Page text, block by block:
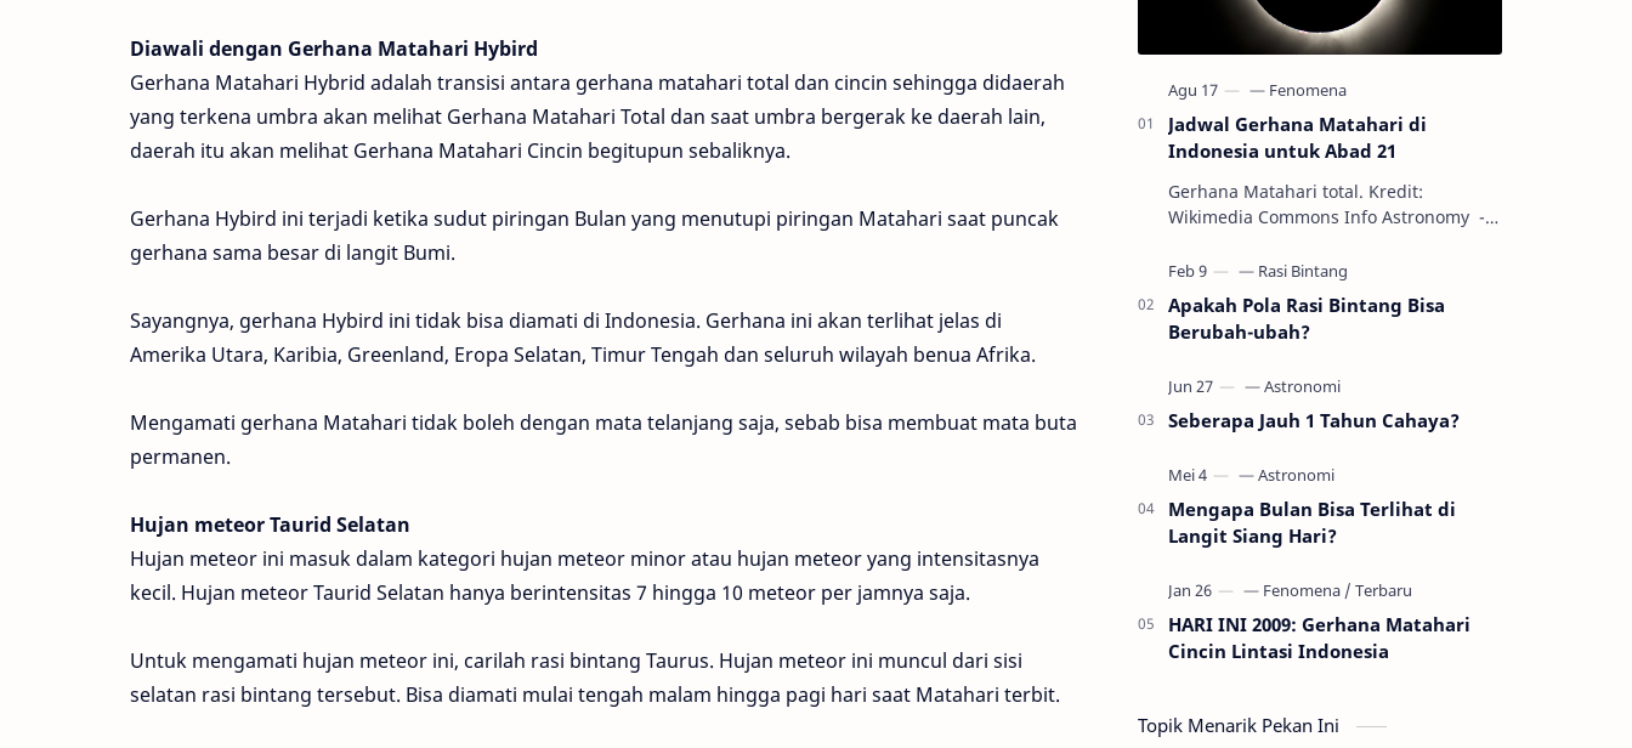
Diawali dengan Gerhana Matahari Hybird
Gerhana Matahari Hybrid adalah transisi antara gerhana matahari total dan cincin sehingga didaerah
yang terkena umbra akan melihat Gerhana Matahari Total dan saat umbra bergerak ke daerah lain,
daerah itu akan melihat Gerhana Matahari Cincin begitupun sebaliknya.
Gerhana Hybird ini terjadi ketika sudut piringan Bulan yang menutupi piringan Matahari saat puncak
gerhana sama besar di langit Bumi.
Sayangnya, gerhana Hybird ini tidak bisa diamati di Indonesia. Gerhana ini akan terlihat jelas di
Amerika Utara, Karibia, Greenland, Eropa Selatan, Timur Tengah dan seluruh wilayah benua Afrika.
Mengamati gerhana Matahari tidak boleh dengan mata telanjang saja, sebab bisa membuat mata buta
permanen.
Hujan meteor Taurid Selatan
Hujan meteor ini masuk dalam kategori hujan meteor minor atau hujan meteor yang intensitasnya
kecil. Hujan meteor Taurid Selatan hanya berintensitas 7 hingga 10 meteor per jamnya saja.
Untuk mengamati hujan meteor ini, carilah rasi bintang Taurus. Hujan meteor ini muncul dari sisi
selatan rasi bintang tersebut. Bisa diamati mulai tengah malam hingga pagi hari saat Matahari terbit.
Jadwal Gerhana Matahari di
Indonesia untuk Abad 21
Gerhana Matahari total. Kredit:
Wikimedia Commons Info Astronomy -
gerhana Matahari akan terjadi sebanyak
22…
Apakah Pola Rasi Bintang Bisa
Berubah-ubah?
Seberapa Jauh 1 Tahun Cahaya?
Mengapa Bulan Bisa Terlihat di
Langit Siang Hari?
HARI INI 2009: Gerhana Matahari
Cincin Lintasi Indonesia
Topik Menarik Pekan Ini